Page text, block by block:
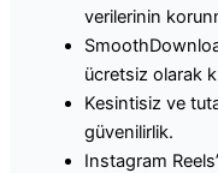
verilerinin
ücretsiz olarak
Kesintisiz ve
güvenilirlik.
Instagram